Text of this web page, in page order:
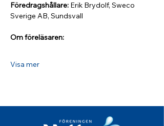
Föredragshållare: Erik Brydolf, Sweco
Sverige AB, Sundsvall
Om föreläsaren:
Visa mer